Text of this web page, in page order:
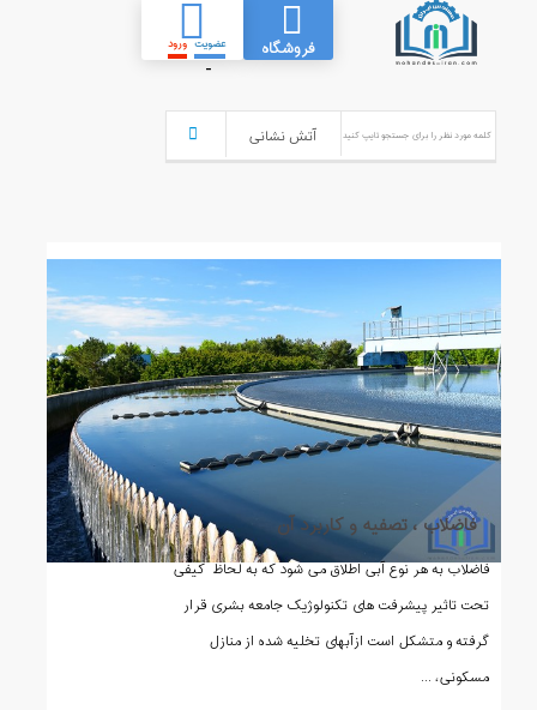
فروشگاه عضویت
-
ورود
فاضلاب ، تصفیه و کاربرد آن
فاضلاب به هر نوع آبی اطلاق می شود که به لحاظ کیفی
تحت تاثیر پیشرفت های تکنولوژیک جامعه بشری قرار
گرفته و متشکل است ازآبهای تخلیه شده از منازل
مسکونی، ...